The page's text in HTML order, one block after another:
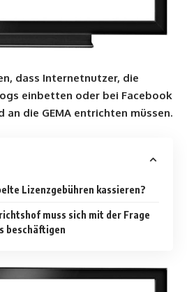
dass Internetnutzer, die
einbetten oder bei Facebook
die GEMA entrichten müssen.
Lizenzgebühren kassieren?
muss sich mit der Frage
beschäftigen